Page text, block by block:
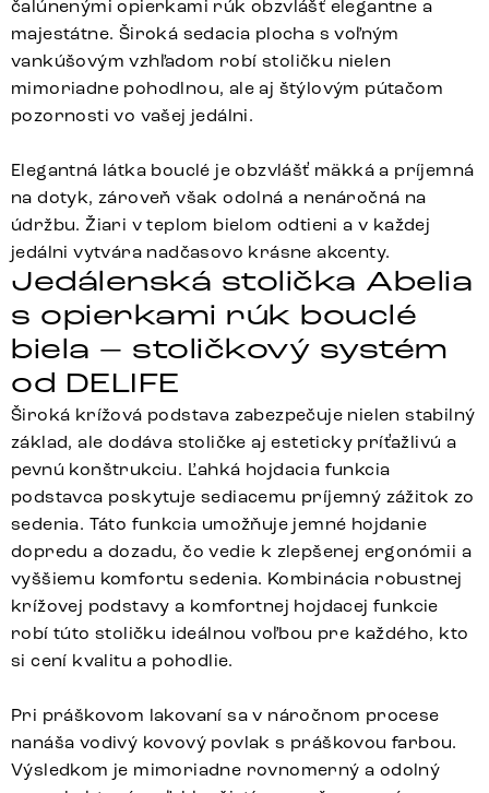
čalúnenými opierkami rúk obzvlášť elegantne a
majestátne. Široká sedacia plocha s voľným
vankúšovým vzhľadom robí stoličku nielen
mimoriadne pohodlnou, ale aj štýlovým pútačom
pozornosti vo vašej jedálni.
Elegantná látka bouclé je obzvlášť mäkká a príjemná
na dotyk, zároveň však odolná a nenáročná na
údržbu. Žiari v teplom bielom odtieni a v každej
jedálni vytvára nadčasovo krásne akcenty.
Jedálenská stolička Abelia
s opierkami rúk bouclé
biela – stoličkový systém
od DELIFE
Široká krížová podstava zabezpečuje nielen stabilný
základ, ale dodáva stoličke aj esteticky príťažlivú a
pevnú konštrukciu. Ľahká hojdacia funkcia
podstavca poskytuje sediacemu príjemný zážitok zo
sedenia. Táto funkcia umožňuje jemné hojdanie
dopredu a dozadu, čo vedie k zlepšenej ergonómii a
vyššiemu komfortu sedenia. Kombinácia robustnej
krížovej podstavy a komfortnej hojdacej funkcie
robí túto stoličku ideálnou voľbou pre každého, kto
si cení kvalitu a pohodlie.
Pri práškovom lakovaní sa v náročnom procese
nanáša vodivý kovový povlak s práškovou farbou.
Výsledkom je mimoriadne rovnomerný a odolný